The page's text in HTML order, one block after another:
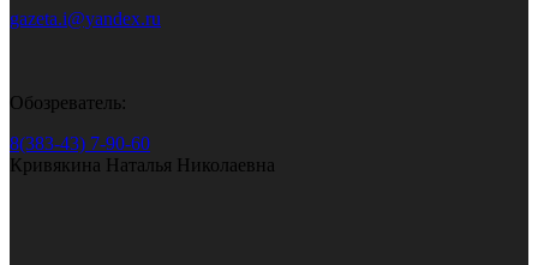
gazeta.i@yandex.ru
Обозреватель:
8(383-43) 7-90-60
Кривякина Наталья Николаевна